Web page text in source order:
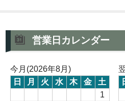
営業日カレンダー
今月(2026年8月)
日
月 火 水 木 金
土
1